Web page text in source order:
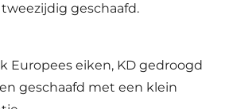
geschaafd.
Europees eiken, KD gedroogd
geschaafd met een klein